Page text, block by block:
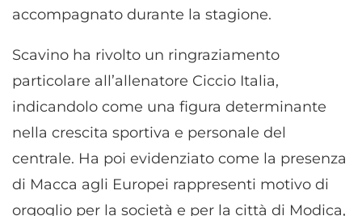
accompagnato durante la stagione.
Scavino ha rivolto un ringraziamento
particolare all’allenatore Ciccio Italia,
indicandolo come una figura determinante
nella crescita sportiva e personale del
centrale. Ha poi evidenziato come la presenza
di Macca agli Europei rappresenti motivo di
orgoglio per la società e per la città di Modica,